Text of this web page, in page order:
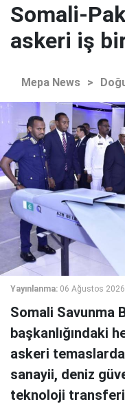
Somali-
askeri iş
Mepa News >
Yayınlanma: 06 Ağustos
Somali Savunma
başkanlığındaki
askeri
sanayii, deniz
teknoloji transferi